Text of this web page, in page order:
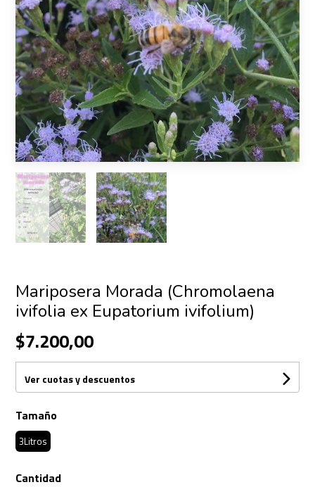
Mariposera Morada (Chromolaena
ivifolia ex Eupatorium ivifolium)
$7.200,00
Ver cuotas y descuentos
Tamaño
3Litros
Cantidad